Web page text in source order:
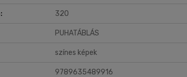
320
PUHATÁBLÁS
színes képek
9789635489916